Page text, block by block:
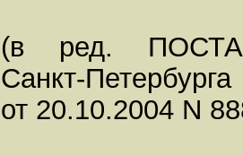
(в ред.
Санкт-Петербурга
от 20.10.2004 N